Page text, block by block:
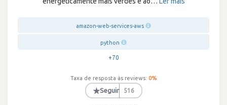
amazon-web-services-aws
python
+70
Taxa de resposta às reviews: 0%
★Seguir 516